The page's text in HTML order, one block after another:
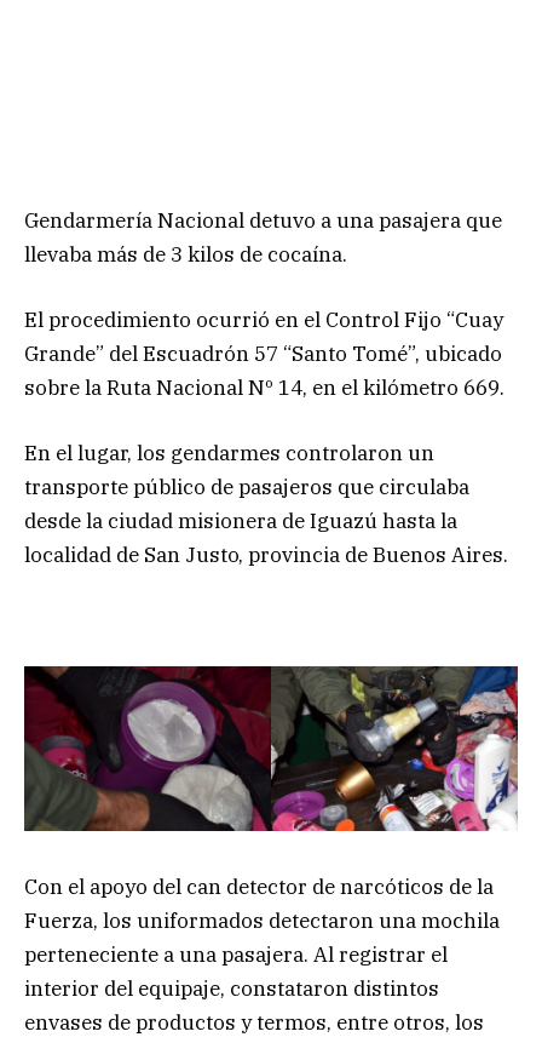
Gendarmería Nacional detuvo a una pasajera que
llevaba más de 3 kilos de cocaína.
El procedimiento ocurrió en el Control Fijo “Cuay
Grande” del Escuadrón 57 “Santo Tomé”, ubicado
sobre la Ruta Nacional Nº 14, en el kilómetro 669.
En el lugar, los gendarmes controlaron un
transporte público de pasajeros que circulaba
desde la ciudad misionera de Iguazú hasta la
localidad de San Justo, provincia de Buenos Aires.
Con el apoyo del can detector de narcóticos de la
Fuerza, los uniformados detectaron una mochila
perteneciente a una pasajera. Al registrar el
interior del equipaje, constataron distintos
envases de productos y termos, entre otros, los